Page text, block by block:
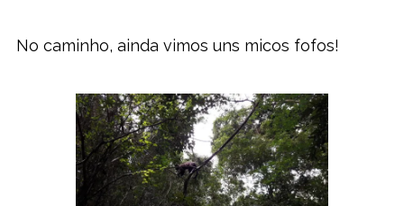
No caminho, ainda vimos uns micos fofos!